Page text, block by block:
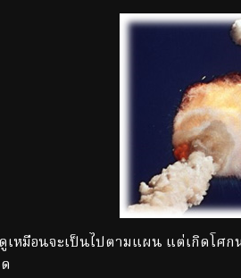
อนจะเป็นไปตามแผน แต่เกิดโศก